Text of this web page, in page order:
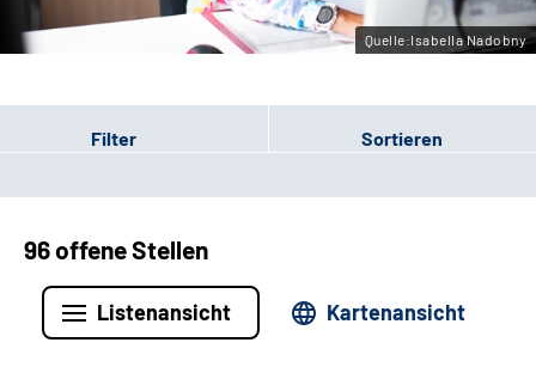
Quelle:Isabella Nadobny
Filter Sortieren
96 offene Stellen
Listenansicht Kartenansicht